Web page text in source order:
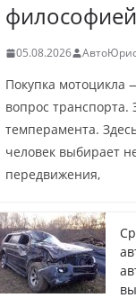
05.08.2026
Покупка мотоцикла
вопрос транспорта.
темперамента.
человек выбирает
передвижения,